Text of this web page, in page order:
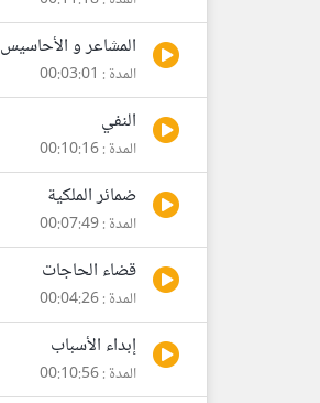
المشاعر و الأحاسيس
المدة : 00:03:01
النفي
المدة : 00:10:16
ضمائر الملكية
المدة : 00:07:49
قضاء الحاجات
المدة : 00:04:26
إبداء الأسباب
المدة : 00:10:56